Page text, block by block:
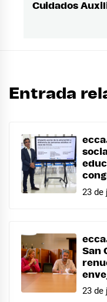
Cuidados
Entrada
23 de
San
23 de